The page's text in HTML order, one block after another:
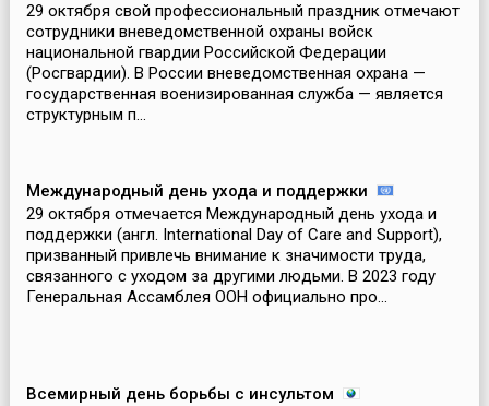
29 октября свой профессиональный праздник отмечают
сотрудники вневедомственной охраны войск
национальной гвардии Российской Федерации
(Росгвардии). В России вневедомственная охрана —
государственная военизированная служба — является
структурным п...
Международный день ухода и поддержки
29 октября отмечается Международный день ухода и
поддержки (англ. International Day of Care and Support),
призванный привлечь внимание к значимости труда,
связанного с уходом за другими людьми. В 2023 году
Генеральная Ассамблея ООН официально про...
Всемирный день борьбы с инсультом